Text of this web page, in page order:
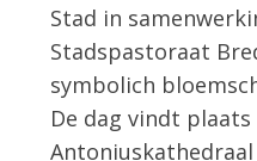
Stad in
Stadspastoraat
symbolich
De dag vindt plaats